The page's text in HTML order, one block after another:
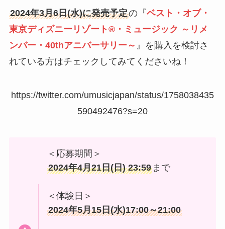
2024年3月6日(水)に発売予定の『ベスト・オブ・
東京ディズニーリゾート®・ミュージック ～リメ
ンバー・40thアニバーサリー～ 』を購入を検討さ
れている方はチェックしてみてくださいね！
https://twitter.com/umusicjapan/status/1758038435
590492476?s=20
＜応募期間＞
2024年4月21日(日) 23:59 まで
＜体験日＞
2024年5月15日(水)17:00～21:00